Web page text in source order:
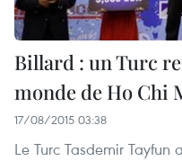
Billard : un Turc
monde de Ho Chi
17/08/2015 03:38
Le Turc Tasdemir